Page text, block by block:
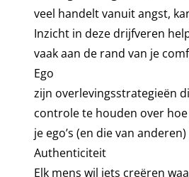
veel handelt vanuit angst,
Inzicht in deze drijfveren
vaak aan de rand van je
Ego
zijn overlevingsstrategieën
controle te houden over
je ego’s (en die van
Authenticiteit
Elk mens wil iets creëren